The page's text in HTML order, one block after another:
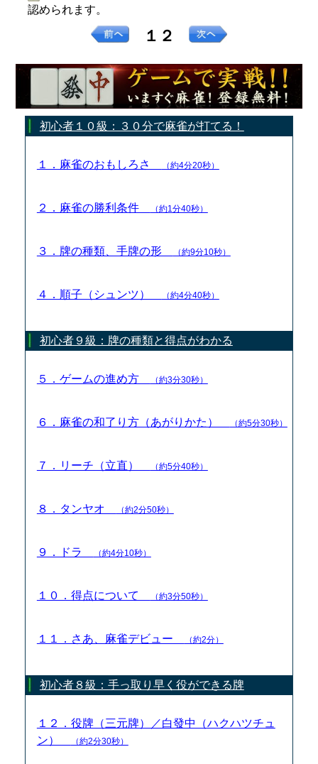
認められます。
１２
初心者１０級：３０分で麻雀が打てる！
１．麻雀のおもしろさ （約4分20秒）
２．麻雀の勝利条件 （約1分40秒）
３．牌の種類、手牌の形 （約9分10秒）
４．順子（シュンツ） （約4分40秒）
初心者９級：牌の種類と得点がわかる
５．ゲームの進め方 （約3分30秒）
６．麻雀の和了り方（あがりかた） （約5分30秒）
７．リーチ（立直） （約5分40秒）
８．タンヤオ （約2分50秒）
９．ドラ （約4分10秒）
１０．得点について （約3分50秒）
１１．さあ、麻雀デビュー （約2分）
初心者８級：手っ取り早く役ができる牌
１２．役牌（三元牌）／白發中（ハクハツチュ
ン）
（約2分30秒）